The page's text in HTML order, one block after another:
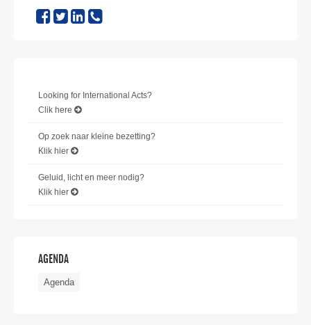
Looking for International Acts?
Clik here
Op zoek naar kleine bezetting?
Klik hier
Geluid, licht en meer nodig?
Klik hier
AGENDA
Agenda